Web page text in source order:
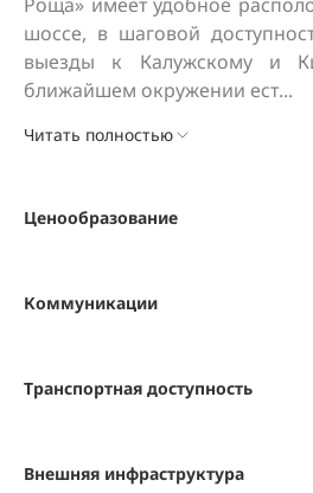
шоссе, в шаговой
выезды к Калужскому и
ближайшем окружении ест...
Читать полностью
Ценообразование
Коммуникации
Транспортная доступность
Внешняя инфраструктура